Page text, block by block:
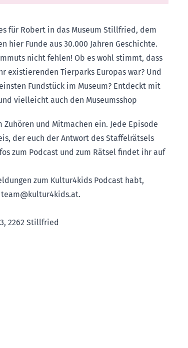
für Robert in das Museum Stillfried, dem
hier Funde aus 30.000 Jahren Geschichte.
nicht fehlen! Ob es wohl stimmt, dass
existierenden Tierparks Europas war? Und
Fundstück im Museum? Entdeckt mit
vielleicht auch den Museumsshop
und Mitmachen ein. Jede Episode
der euch der Antwort des Staffelrätsels
zum Podcast und zum Rätsel findet ihr auf
zum Kultur4kids Podcast habt,
team@kultur4kids.at.
2262 Stillfried